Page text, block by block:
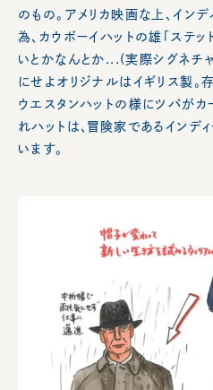
のもの。アメリカ映画な上、イン
為、カウボーイハットの雄「ステッ
いとかなんとか...(実際シグネチ
にせよオリジナルはイギリス製。
ウエスタンハットの様にツバが
れハットは、冒険家であるインデ
います。